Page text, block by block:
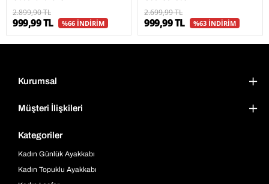
2.899,90 TL
999,99 TL %66 İNDİRİM
2.699,99 TL
999,99 TL %63 İNDİRİM
Kurumsal
Müşteri İlişkileri
Kategoriler
Kadın Günlük Ayakkabı
Kadın Topuklu Ayakkabı